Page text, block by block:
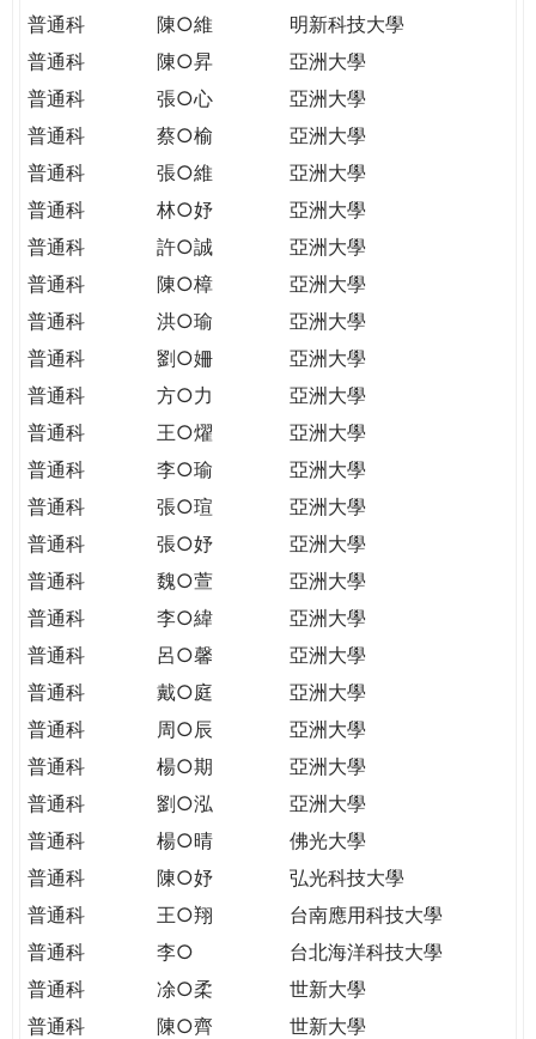
普通科
陳○維
明新科技大學
普通科
陳○昇
亞洲大學
普通科
張○心
亞洲大學
普通科
蔡○榆
亞洲大學
普通科
張○維
亞洲大學
普通科
林○妤
亞洲大學
普通科
許○誠
亞洲大學
普通科
陳○樟
亞洲大學
普通科
洪○瑜
亞洲大學
普通科
劉○姍
亞洲大學
普通科
方○力
亞洲大學
普通科
王○燿
亞洲大學
普通科
李○瑜
亞洲大學
普通科
張○瑄
亞洲大學
普通科
張○妤
亞洲大學
普通科
魏○萱
亞洲大學
普通科
李○緯
亞洲大學
普通科
呂○馨
亞洲大學
普通科
戴○庭
亞洲大學
普通科
周○辰
亞洲大學
普通科
楊○期
亞洲大學
普通科
劉○泓
亞洲大學
普通科
楊○晴
佛光大學
普通科
陳○妤
弘光科技大學
普通科
王○翔
台南應用科技大學
普通科
李○
台北海洋科技大學
普通科
凃○柔
世新大學
普通科
陳○齊
世新大學